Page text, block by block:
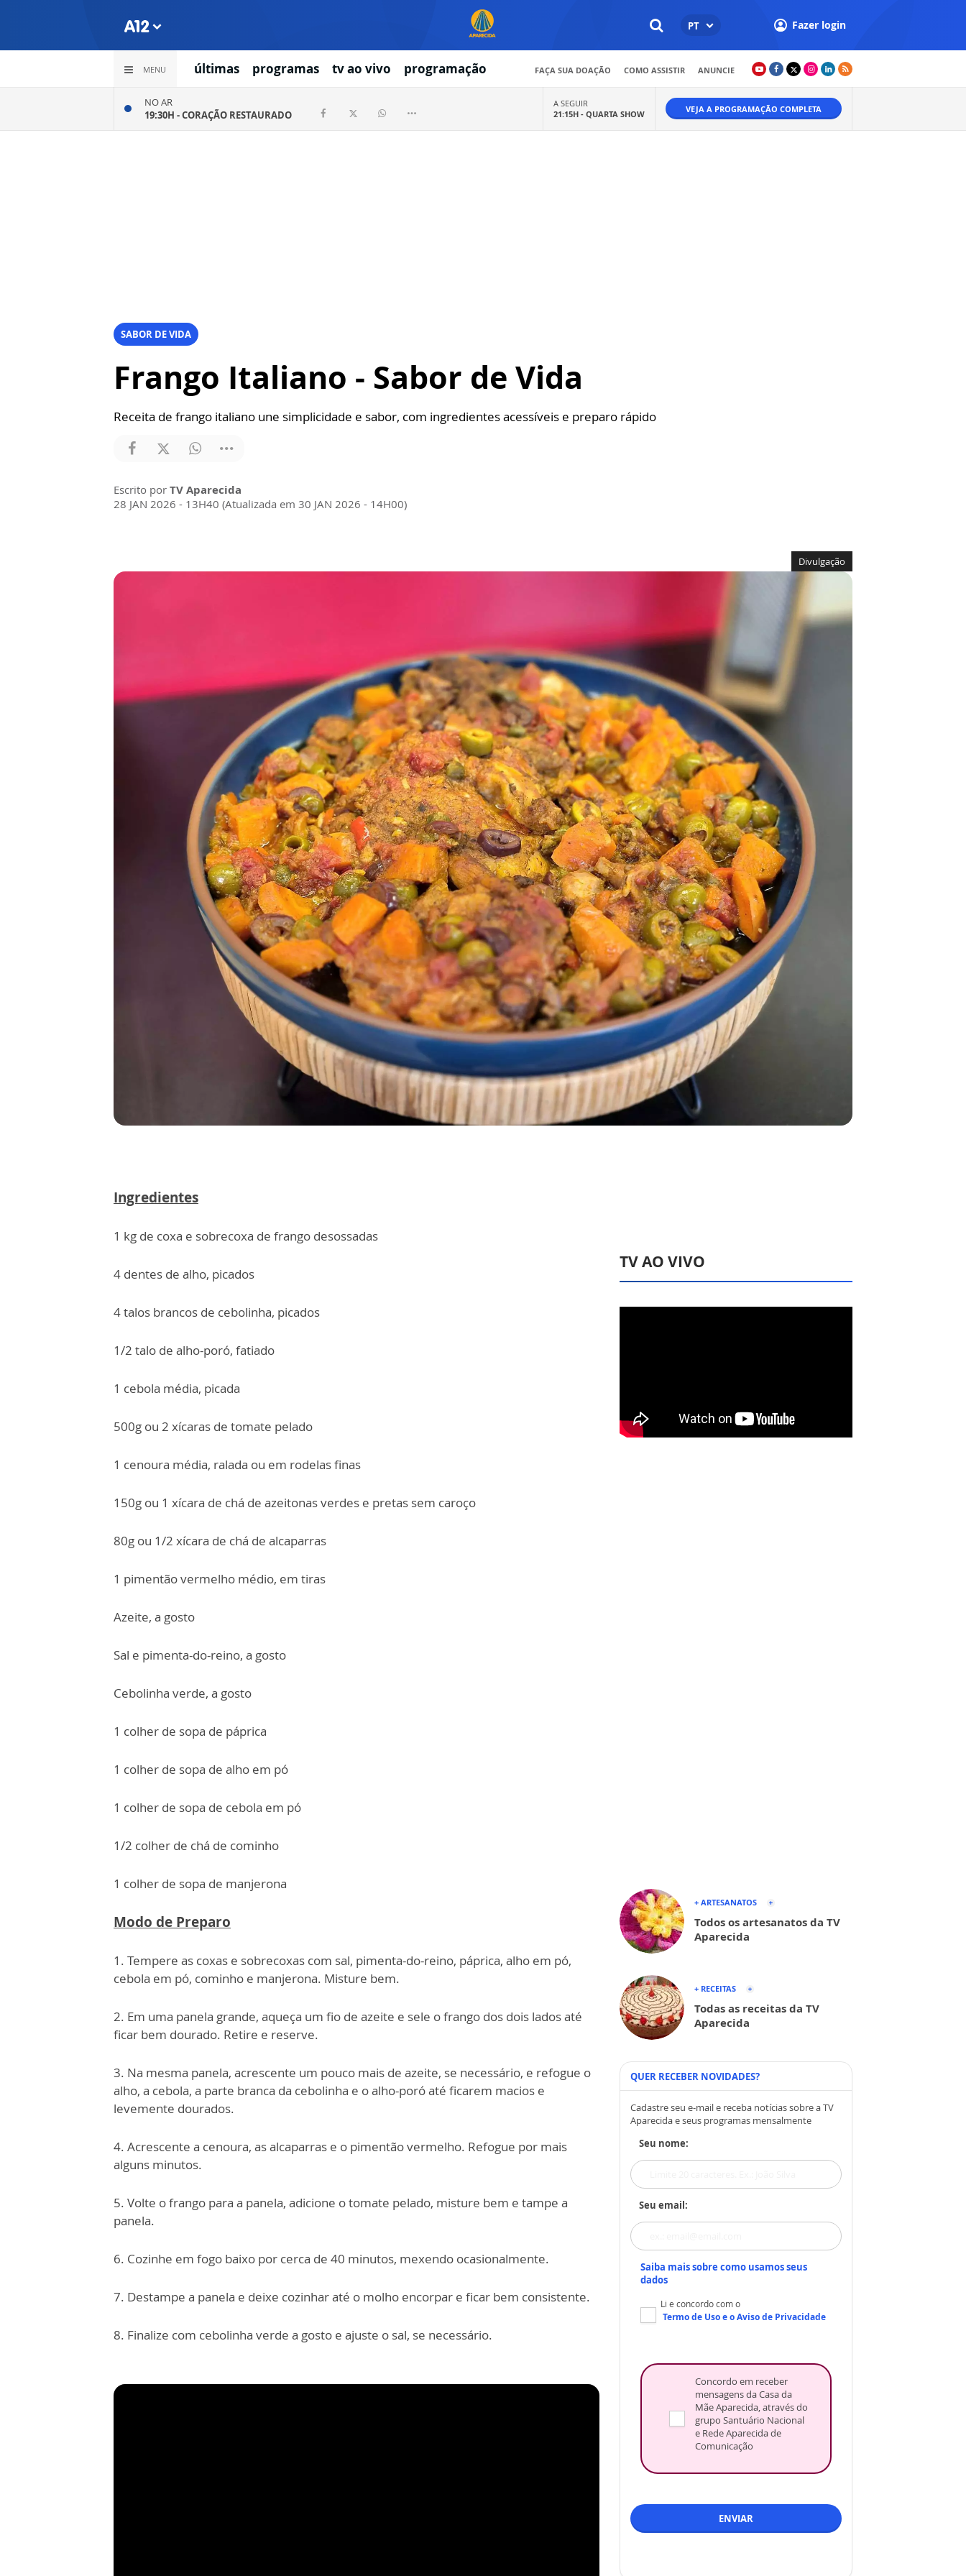
PT Fazer login
MENU últimas programas tv ao vivo programação FAÇA SUA DOAÇÃO COMO ASSISTIR ANUNCIE
NO AR
19:30H -CORAÇÃO RESTAURADO
A SEGUIR
21:15H - QUARTA SHOW VEJA A PROGRAMAÇÃO COMPLETA
SABOR DE VIDA
Frango Italiano - Sabor de Vida
Receita de frango italiano une simplicidade e sabor, com ingredientes acessíveis e preparo rápido
Escrito por TV Aparecida
28 JAN 2026 - 13H40 (Atualizada em 30 JAN 2026 - 14H00)
Divulgação
Ingredientes
1 kg de coxa e sobrecoxa de frango desossadas
4 dentes de alho, picados
4 talos brancos de cebolinha, picados
1/2 talo de alho-poró, fatiado
1 cebola média, picada
500g ou 2 xícaras de tomate pelado
1 cenoura média, ralada ou em rodelas finas
150g ou 1 xícara de chá de azeitonas verdes e pretas sem caroço
80g ou 1/2 xícara de chá de alcaparras
1 pimentão vermelho médio, em tiras
Azeite, a gosto
Sal e pimenta-do-reino, a gosto
Cebolinha verde, a gosto
1 colher de sopa de páprica
1 colher de sopa de alho em pó
1 colher de sopa de cebola em pó
1/2 colher de chá de cominho
1 colher de sopa de manjerona
Modo de Preparo
1. Tempere as coxas e sobrecoxas com sal, pimenta-do-reino, páprica, alho em pó,
cebola em pó, cominho e manjerona. Misture bem.
2. Em uma panela grande, aqueça um fio de azeite e sele o frango dos dois lados até
ficar bem dourado. Retire e reserve.
3. Na mesma panela, acrescente um pouco mais de azeite, se necessário, e refogue o
alho, a cebola, a parte branca da cebolinha e o alho-poró até ficarem macios e
levemente dourados.
4. Acrescente a cenoura, as alcaparras e o pimentão vermelho. Refogue por mais
alguns minutos.
5. Volte o frango para a panela, adicione o tomate pelado, misture bem e tampe a
panela.
6. Cozinhe em fogo baixo por cerca de 40 minutos, mexendo ocasionalmente.
7. Destampe a panela e deixe cozinhar até o molho encorpar e ficar bem consistente.
8. Finalize com cebolinha verde a gosto e ajuste o sal, se necessário.
TV AO VIVO
+ ARTESANATOS
Todos os artesanatos da TV
Aparecida
+ RECEITAS
Todas as receitas da TV
Aparecida
QUER RECEBER NOVIDADES?
Cadastre seu e-mail e receba notícias sobre a TV
Aparecida e seus programas mensalmente
Seu nome:
Seu email:
Saiba mais sobre como usamos seus
dados
Li e concordo com o
Termo de Usoe oAviso de Privacidade
Concordo em receber
mensagens da Casa da
Mãe Aparecida, através do
grupo Santuário Nacional
e Rede Aparecida de
Comunicação
ENVIAR